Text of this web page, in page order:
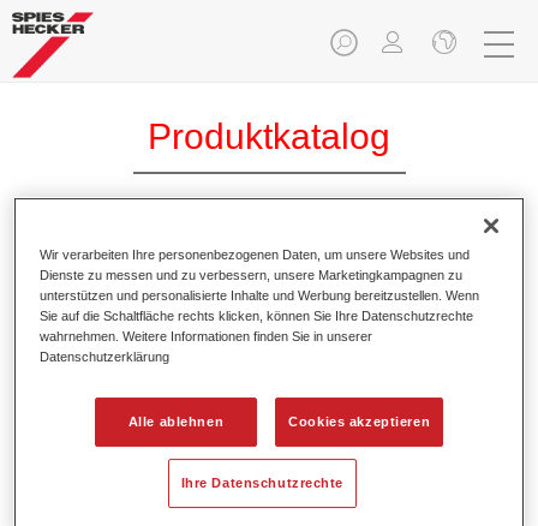
Produktkatalog
Permasolid® Express Füller
Beschleuniger 9250
Artikelnummer 37192500
Wir verarbeiten Ihre personenbezogenen Daten, um unsere Websites und
Dienste zu messen und zu verbessern, unsere Marketingkampagnen zu
unterstützen und personalisierte Inhalte und Werbung bereitzustellen. Wenn
Sie auf die Schaltfläche rechts klicken, können Sie Ihre Datenschutzrechte
wahrnehmen. Weitere Informationen finden Sie in unserer
Datenschutzerklärung
Alle ablehnen Cookies akzeptieren
Ihre Datenschutzrechte